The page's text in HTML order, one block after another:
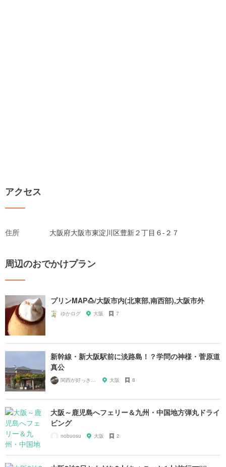
アクセス
住所 大阪府大阪市東淀川区豊新２丁目６-２７
周辺のおでかけプラン
プリンMAP🍮/大阪市内(北東部,南西部),大阪市外
ゆかログ 大阪 7
新幹線・新大阪駅前に淡路島！？学問の神様・菅原道
真公
大阪 8
大阪～鹿児島へフェリー＆九州・中国地方弾丸ドライ
ビング
nobuosu 大阪 2